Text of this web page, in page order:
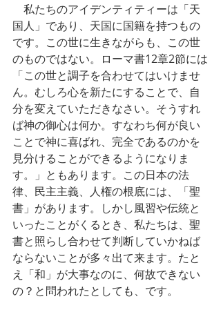
私たちのアイデンティティーは「天
国人」であり、天国に国籍を持つもの
です。この世に生きながらも、この世
のものではない。ローマ書12章2節には
「この世と調子を合わせてはいけませ
ん。むしろ心を新たにすることで、自
分を変えていただきなさい。そうすれ
ば神の御心は何か。すなわち何が良い
ことで神に喜ばれ、完全であるのかを
見分けることができるようになりま
す。」ともあります。この日本の法
律、民主主義、人権の根底には、「聖
書」があります。しかし風習や伝統と
いったことがくるとき、私たちは、聖
書と照らし合わせて判断していかねば
ならないことが多々出て来ます。たと
え「和」が大事なのに、何故できない
の？と問われたとしても、です。